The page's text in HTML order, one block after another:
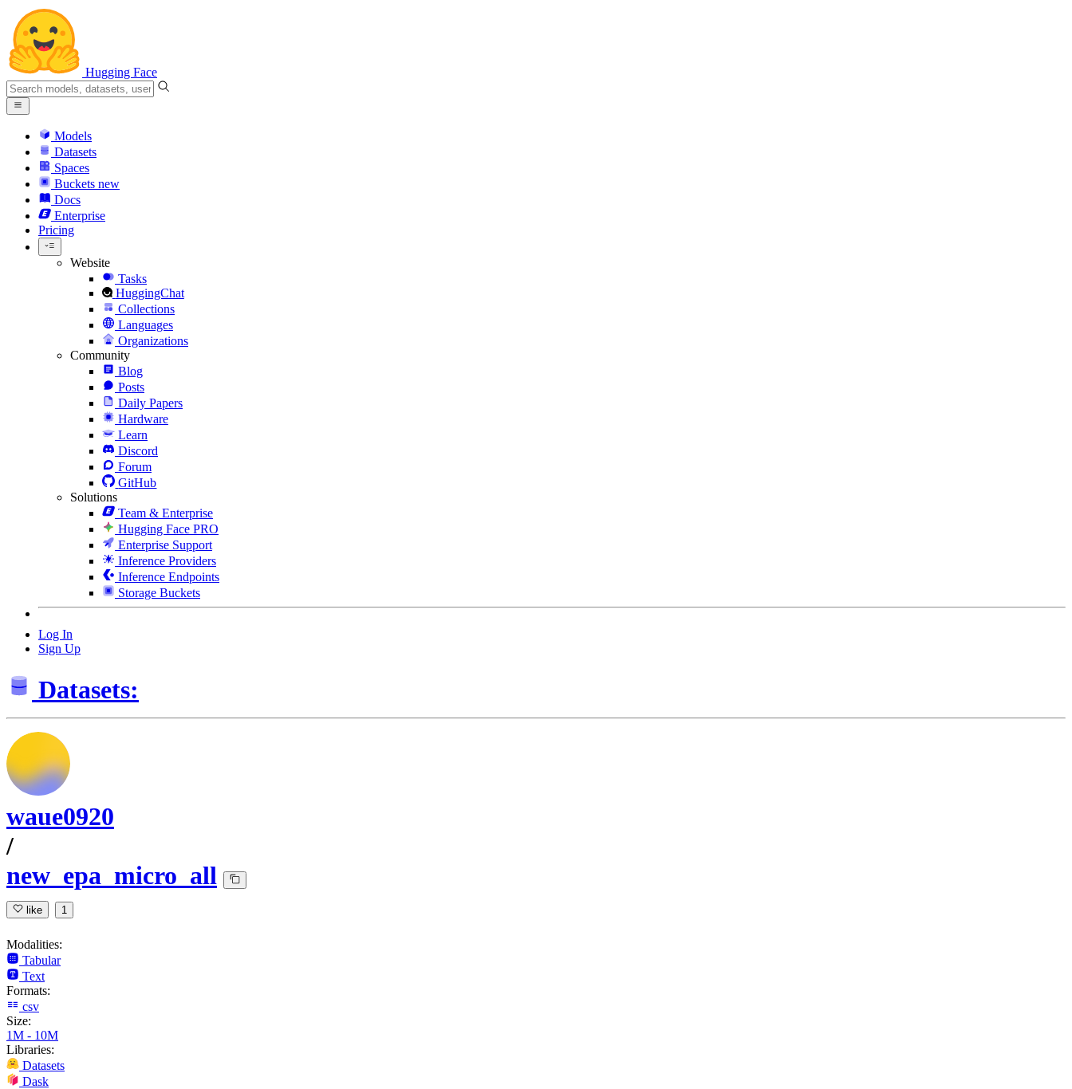
Hugging Face
Models
Datasets
Spaces
Buckets new
Docs
Enterprise
Pricing
Website
Tasks
HuggingChat
Collections
Languages
Organizations
Community
Blog
Posts
Daily Papers
Hardware
Learn
Discord
Forum
GitHub
Solutions
Team & Enterprise
Hugging Face PRO
Enterprise Support
Inference Providers
Inference Endpoints
Storage Buckets
Log In
Sign Up
Datasets:
waue0920
/
new_epa_micro_all
like 1
Modalities:
Tabular
Text
Formats:
csv
Size:
1M - 10M
Libraries:
Datasets
Dask